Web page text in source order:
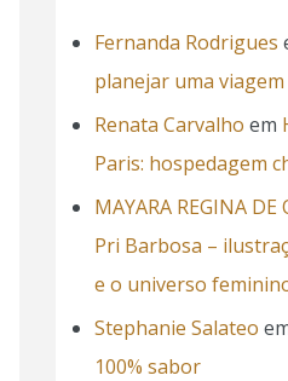
Fernanda Rodrigues
planejar uma viagem
Renata Carvalho em
Paris: hospedagem
MAYARA REGINA DE
Pri Barbosa –
e o universo
Stephanie Salateo
100% sabor